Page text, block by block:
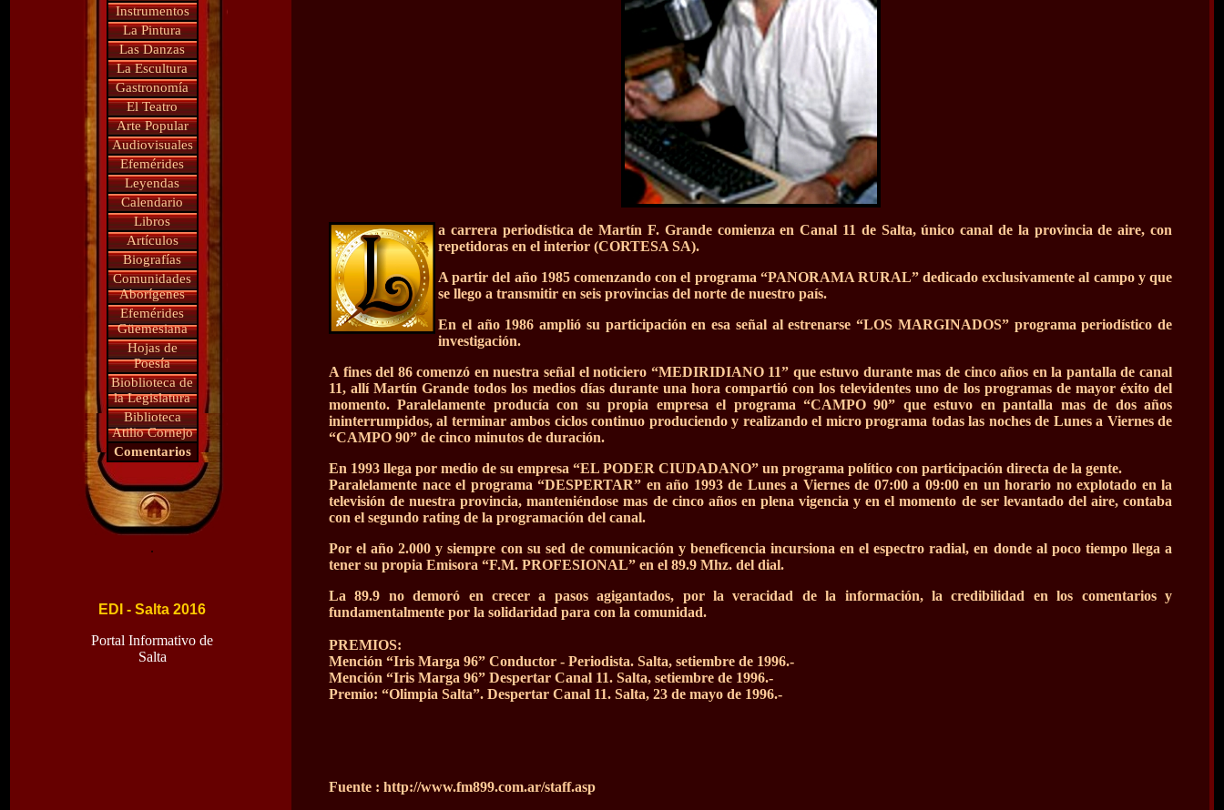
Instrumentos
La Pintura
Las Danzas
La Escultura
Gastronomía
El Teatro
Arte Popular
Audiovisuales
Efemérides
Leyendas
Calendario
Libros
Artículos
Biografías
Comunidades
Aborígenes
Efemérides
Güemesiana
Hojas de
Poesía
Bioblioteca de
la Legislatura
Biblioteca
Atilio Cornejo
Comentarios
.
EDI - Salta 2016
Portal Informativo de
Salta
a carrera periodística de Martín F. Grande comienza en Canal 11 de Salta, único canal de la provincia de aire, con
repetidoras en el interior (CORTESA SA).
A partir del año 1985 comenzando con el programa “PANORAMA RURAL” dedicado exclusivamente al campo y que
se llego a transmitir en seis provincias del norte de nuestro país.
En el año 1986 amplió su participación en esa señal al estrenarse “LOS MARGINADOS” programa periodístico de
investigación.
A fines del 86 comenzó en nuestra señal el noticiero “MEDIRIDIANO 11” que estuvo durante mas de cinco años en la pantalla de canal
11, allí Martín Grande todos los medios días durante una hora compartió con los televidentes uno de los programas de mayor éxito del
momento. Paralelamente producía con su propia empresa el programa “CAMPO 90” que estuvo en pantalla mas de dos años
ininterrumpidos, al terminar ambos ciclos continuo produciendo y realizando el micro programa todas las noches de Lunes a Viernes de
“CAMPO 90” de cinco minutos de duración.
En 1993 llega por medio de su empresa “EL PODER CIUDADANO” un programa político con participación directa de la gente.
Paralelamente nace el programa “DESPERTAR” en año 1993 de Lunes a Viernes de 07:00 a 09:00 en un horario no explotado en la
televisión de nuestra provincia, manteniéndose mas de cinco años en plena vigencia y en el momento de ser levantado del aire, contaba
con el segundo rating de la programación del canal.
Por el año 2.000 y siempre con su sed de comunicación y beneficencia incursiona en el espectro radial, en donde al poco tiempo llega a
tener su propia Emisora “F.M. PROFESIONAL” en el 89.9 Mhz. del dial.
La 89.9 no demoró en crecer a pasos agigantados, por la veracidad de la información, la credibilidad en los comentarios y
fundamentalmente por la solidaridad para con la comunidad.
PREMIOS:
Mención “Iris Marga 96” Conductor - Periodista. Salta, setiembre de 1996.-
Mención “Iris Marga 96” Despertar Canal 11. Salta, setiembre de 1996.-
Premio: “Olimpia Salta”. Despertar Canal 11. Salta, 23 de mayo de 1996.-
Fuente : http://www.fm899.com.ar/staff.asp